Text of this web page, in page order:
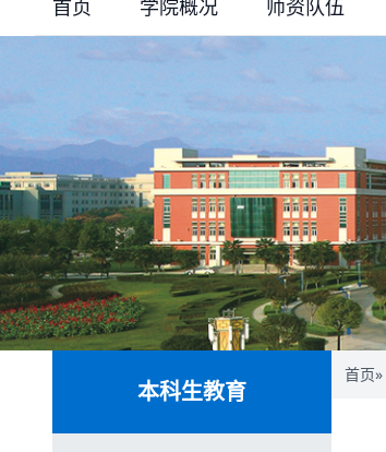
首页 学院概况 师资队伍
本科生教育
首页»